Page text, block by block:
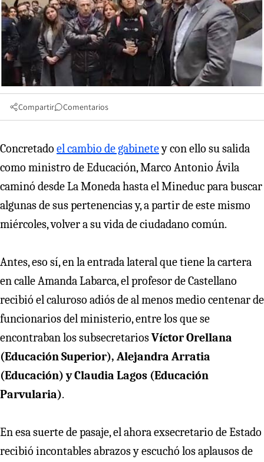
Compartir Comentarios
Concretado el cambio de gabinetey con ello su salida
como ministro de Educación, Marco Antonio Ávila
caminó desde La Moneda hasta el Mineduc para buscar
algunas de sus pertenencias y, a partir de este mismo
miércoles, volver a su vida de ciudadano común.
Antes, eso sí, en la entrada lateral que tiene la cartera
en calle Amanda Labarca, el profesor de Castellano
recibió el caluroso adiós de al menos medio centenar de
funcionarios del ministerio, entre los que se
encontraban los subsecretariosVíctor Orellana
(Educación Superior), Alejandra Arratia
(Educación) y Claudia Lagos (Educación
Parvularia).
En esa suerte de pasaje, el ahora exsecretario de Estado
recibió incontables abrazos y escuchó los aplausos de